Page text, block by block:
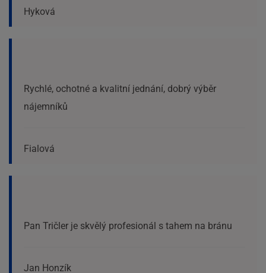
Hyková
Rychlé, ochotné a kvalitní jednání, dobrý výběr
nájemníků
Fialová
Pan Tričler je skvělý profesionál s tahem na bránu
Jan Honzík